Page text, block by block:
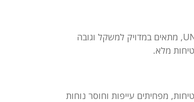
בעת בחירת בוסטר, יש להתמקד במספר קריטריונים מרכזיים. ודאו כי הבוסטר עומד בתקן הבטיחות האירופאי UN R129-02, מתאים במדויק למשקל וגובה
מלא.
מפחיתים עייפות וחוסר נוחות